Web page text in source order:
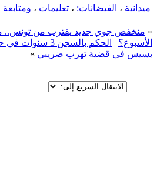
ميدانية ، الفيضانات: ، تعليمات ، ومتابعة
« منخفض جوي جديد يقترب من تونس.. ماذا
الأسبوع؟ |
الحكم بالسجن 3
بسيس في قضية تهرب ضريبي »